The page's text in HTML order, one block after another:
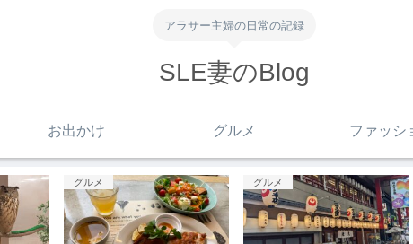
アラサー主婦の日常の記録
SLE妻のBlog
お出かけ グルメ ファッシ
お出かけ お出かけ